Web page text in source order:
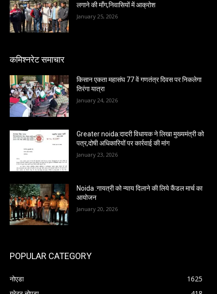
लगाने की माँग,निवासियों में आक्रोश
January 25, 2026
कमिश्नरेट समाचार
किसान एकता महासंघ 77 वें गणतंत्र दिवस पर निकलेगा
तिरंगा यात्रा
January 24, 2026
Greater noida:दादरी विधायक ने लिखा मुख्यमंत्री को
पत्र,दोषी अधिकारियों पर कार्रवाई की मांग
January 23, 2026
Noida :गायत्री को न्याय दिलाने की लिये कैंडल मार्च का
आयोजन
January 20, 2026
POPULAR CATEGORY
नोएडा
1625